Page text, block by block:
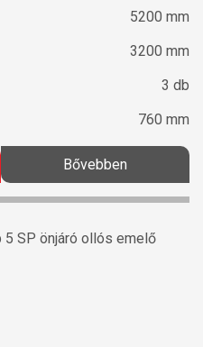
5200 mm
3200 mm
3 db
760 mm
Bővebben